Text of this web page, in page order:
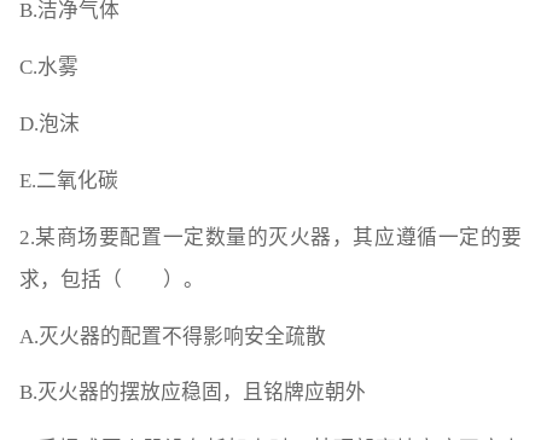
B.洁净气体
C.水雾
D.泡沫
E.二氧化碳
2.某商场要配置一定数量的灭火器，其应遵循一定的要
求，包括（ ）。
A.灭火器的配置不得影响安全疏散
B.灭火器的摆放应稳固，且铭牌应朝外